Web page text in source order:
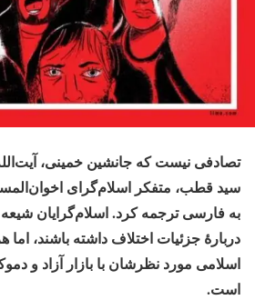
تصادفی نیست که جانشین خمینی،
سید قطب، متفکر اسلام‌گرای
به فارسی ترجمه کرد. اسلام‌گرایان
دربارهٔ جزئیات اختلاف داشته باشند، اما
اسلامی مورد نظرشان با بازار آزاد و
است.